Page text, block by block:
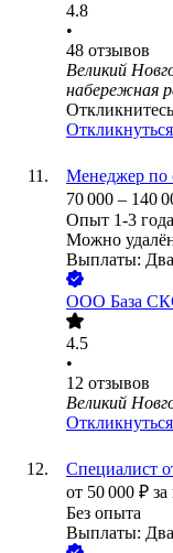
4.8
•
48 отзывов
Великий
набережная
Откликнуться
Менеджер по
70 000 – 140
Опыт 1-3 года
Можно
Выплаты: Два
ООО База
4.5
•
12 отзывов
Великий
Откликнуться
Специалист
от 50 000 ₽ за
Без опыта
Выплаты: Два